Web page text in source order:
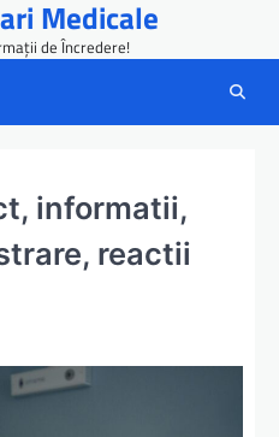
Medicale
de Încredere!
informatii,
reactii